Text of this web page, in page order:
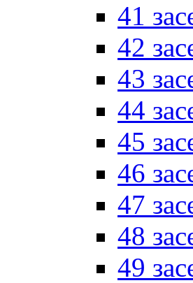
41
42
43
44
45
46
47
48
49